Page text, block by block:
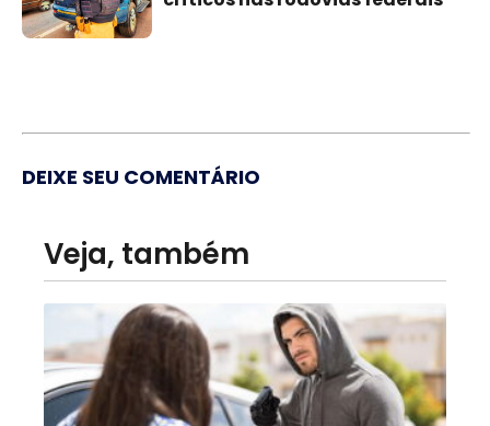
DEIXE SEU COMENTÁRIO
Veja, também